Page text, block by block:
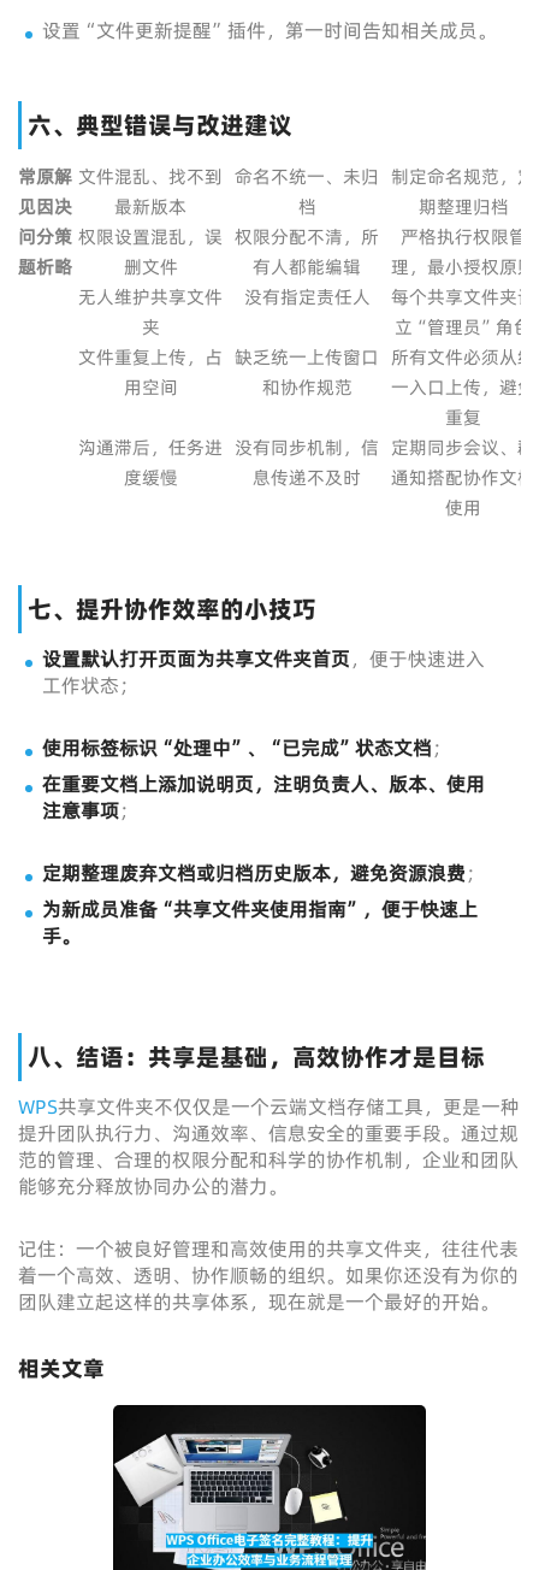
设置“文件更新提醒”插件，第一时间告知相关成员。
六、典型错误与改进建议
常
见
问
题
原
因
分
析
解
决
策
略
文件混乱、找不到
最新版本
命名不统一、未归
档
制定命名规范，定
期整理归档
权限设置混乱，误
删文件
权限分配不清，所
有人都能编辑
严格执行权限管
理，最小授权原则
无人维护共享文件
夹
没有指定责任人
每个共享文件夹设
立“管理员”角色
文件重复上传，占
用空间
缺乏统一上传窗口
和协作规范
所有文件必须从统
一入口上传，避免
重复
沟通滞后，任务进
度缓慢
没有同步机制，信
息传递不及时
定期同步会议、群
通知搭配协作文档
使用
七、提升协作效率的小技巧
设置默认打开页面为共享文件夹首页，便于快速进入
工作状态；
使用标签标识“处理中”、“已完成”状态文档；
在重要文档上添加说明页，注明负责人、版本、使用
注意事项；
定期整理废弃文档或归档历史版本，避免资源浪费；
为新成员准备“共享文件夹使用指南”，便于快速上
手。
八、结语：共享是基础，高效协作才是目标
WPS共享文件夹不仅仅是一个云端文档存储工具，更是一种
提升团队执行力、沟通效率、信息安全的重要手段。通过规
范的管理、合理的权限分配和科学的协作机制，企业和团队
能够充分释放协同办公的潜力。
记住：一个被良好管理和高效使用的共享文件夹，往往代表
着一个高效、透明、协作顺畅的组织。如果你还没有为你的
团队建立起这样的共享体系，现在就是一个最好的开始。
相关文章